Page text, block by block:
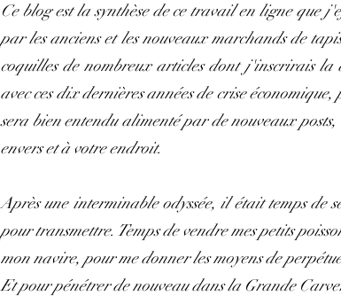
Ce blog est la synthèse de ce travail en ligne
par les anciens et les nouveaux marchands de
coquilles de nombreux articles dont j'inscrirais
avec ces dix dernières années de crise
sera bien entendu alimenté par de nouveaux
envers et à votre endroit.
Après une interminable odyssée, il était temps de
pour transmettre. Temps de vendre mes petits
mon navire, pour me donner les moyens de
Et pour pénétrer de nouveau dans la Grande